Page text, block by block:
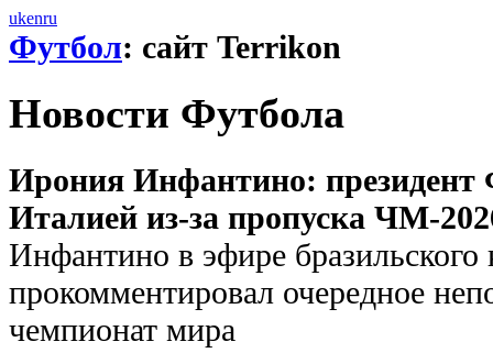
ukenru
Футбол: сайт Terrikon
Новости Футбола
Ирония Инфантино:
Италией из-за пропуска ЧМ-
Инфантино в эфире
прокомментировал очередное
чемпионат мира